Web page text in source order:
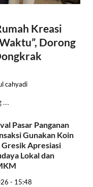
Kreasi
Dorong
cahyadi
…
Pasar Panganan
Gunakan Koin
Apresiasi
Lokal dan
- 15:48